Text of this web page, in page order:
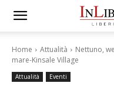
Home Attualità
Nettuno,
mare-Kinsale Village
Attualità Eventi